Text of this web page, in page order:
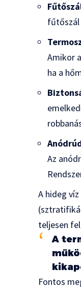
fűtőszál
Amikor
ha a
Az
A hideg
teljesen
A
Fontos